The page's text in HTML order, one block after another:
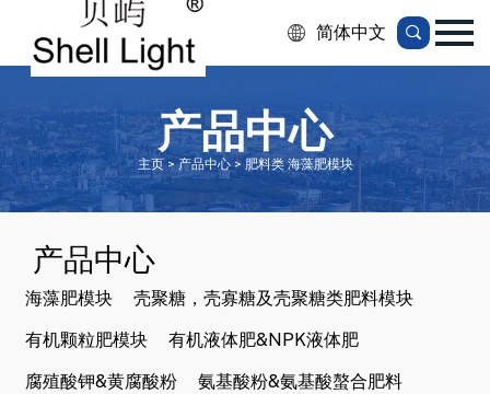
简体中文
产品中心
主页 > 产品中心 > 肥料类 海藻肥模块
产品中心
海藻肥模块
壳聚糖，壳寡糖及壳聚糖类肥料模块
有机颗粒肥模块
有机液体肥&NPK液体肥
腐殖酸钾&黄腐酸粉
氨基酸粉&氨基酸螯合肥料